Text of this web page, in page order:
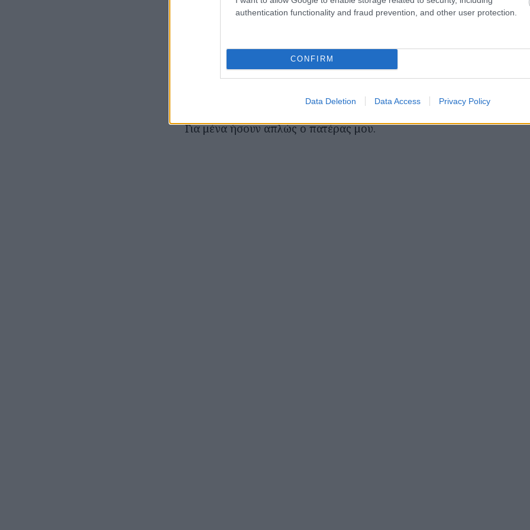
authentication functionality and fraud prevention, and other user protection.
CONFIRM
Data Deletion Data Access Privacy Policy
έμαθε, με το παράδειγμά του, τι σημαίνει αξιοπρέπεια, επιμονή,
Για πολλούς ήσουν ο Πρόεδρος.
Για μένα ήσουν απλώς ο πατέρας μου.